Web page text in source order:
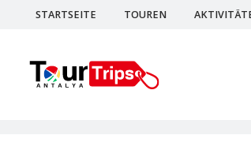
STARTSEITE TOUREN